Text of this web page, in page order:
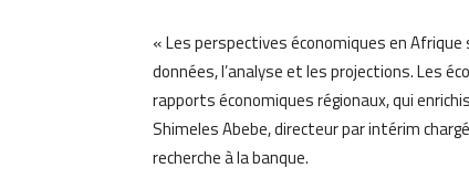
« Les perspectives économiques en
données, l’analyse et les projections. Les
rapports économiques régionaux, qui
Shimeles Abebe, directeur par intérim
recherche à la banque.